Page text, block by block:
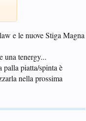
e le nuove Stiga Magna
una tenergy...
piatta/spinta è
nella prossima